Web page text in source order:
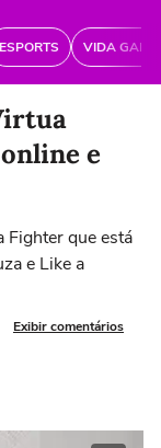
ESPORTS VIDA
e
Fighter que está
e Like a
Exibir comentários